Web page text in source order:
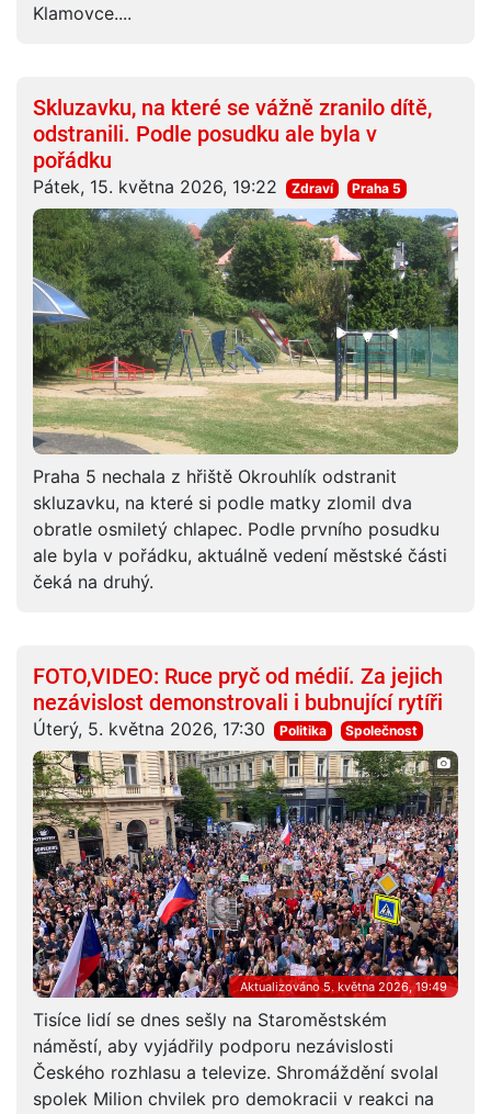
Klamovce....
Skluzavku, na které se vážně zranilo dítě,
odstranili. Podle posudku ale byla v
pořádku
Pátek, 15. května 2026, 19:22 Zdraví Praha 5
Praha 5 nechala z hřiště Okrouhlík odstranit
skluzavku, na které si podle matky zlomil dva
obratle osmiletý chlapec. Podle prvního posudku
ale byla v pořádku, aktuálně vedení městské části
čeká na druhý.
FOTO,VIDEO: Ruce pryč od médií. Za jejich
nezávislost demonstrovali i bubnující rytíři
Úterý, 5. května 2026, 17:30 Politika Společnost
Aktualizováno 5. května 2026, 19:49
Tisíce lidí se dnes sešly na Staroměstském
náměstí, aby vyjádřily podporu nezávislosti
Českého rozhlasu a televize. Shromáždění svolal
spolek Milion chvilek pro demokracii v reakci na